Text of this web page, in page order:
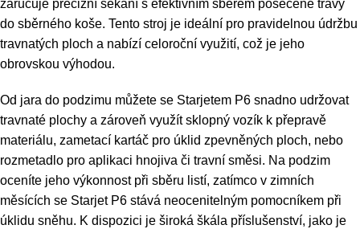
zaručuje precizní sekání s efektivním sběrem posečené trávy
do sběrného koše. Tento stroj je ideální pro pravidelnou údržbu
travnatých ploch a nabízí celoroční využití, což je jeho
obrovskou výhodou.
Od jara do podzimu můžete se Starjetem P6 snadno udržovat
travnaté plochy a zároveň využít sklopný vozík k přepravě
materiálu, zametací kartáč pro úklid zpevněných ploch, nebo
rozmetadlo pro aplikaci hnojiva či travní směsi. Na podzim
oceníte jeho výkonnost při sběru listí, zatímco v zimních
měsících se Starjet P6 stává neocenitelným pomocníkem při
úklidu sněhu. K dispozici je široká škála příslušenství, jako je